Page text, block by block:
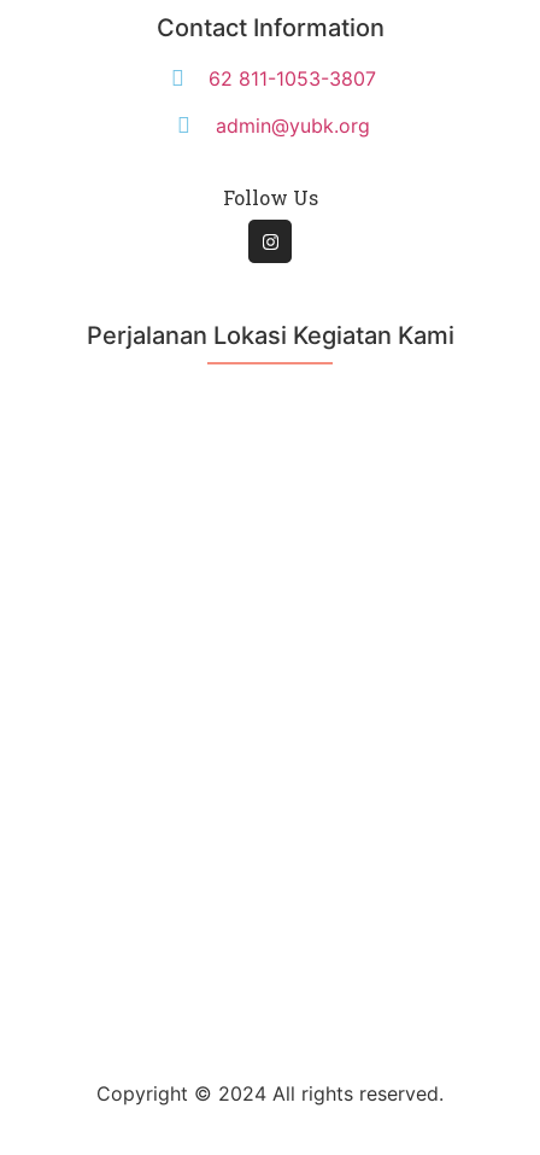
Contact Information
62 811-1053-3807
admin@yubk.org
Follow Us
Perjalanan Lokasi Kegiatan Kami
Copyright © 2024 All rights reserved.